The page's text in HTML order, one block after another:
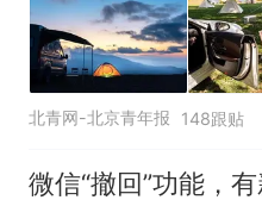
北青网-北京青年报 148跟贴
微信“撤回”功能，